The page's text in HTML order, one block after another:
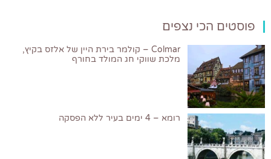
פוסטים הכי נצפים
Colmar – קולמר בירת היין של אלזס בקיץ,
מלכת שווקי חג המולד בחורף
רומא – 4 ימים בעיר ללא הפסקה